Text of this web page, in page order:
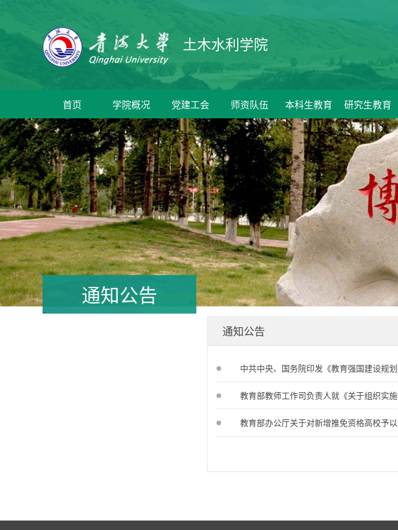
土木水利学院
首页 学院概况 党建工会 师资队伍 本科生教育 研究生教育
通知公告
通知公告
中共中央、国务院印发《教育强国建设规
教育部教师工作司负责人就《关于组织实
教育部办公厅关于对新增推免资格高校予